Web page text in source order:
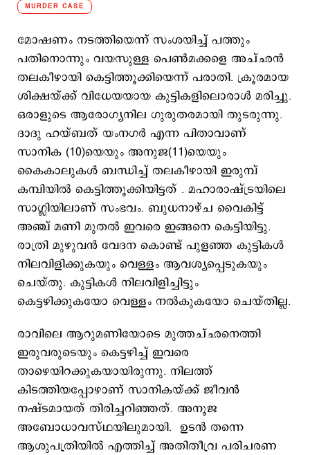
MURDER CASE
മോഷണം നടത്തിയെന്ന് സംശയിച്ച് പത്തും
പതിനൊന്നും വയസുള്ള പെണ്‍മക്കളെ അച്ഛന്‍
തലകീഴായി കെട്ടിത്തൂക്കിയെന്ന് പരാതി. ക്രൂരമായ
ശിക്ഷയ്ക്ക് വിധേയയായ കുട്ടികളിലൊരാള്‍ മരിച്ചു.
ഒരാളുടെ ആരോഗ്യനില ഗുരുതരമായി തുടരുന്നു.
ദാദു ഹയ്ബത് യംനഗര്‍ എന്ന പിതാവാണ്
സാനിക (10)യെയും അനുജ(11)യെയും
കൈകാലുകള്‍ ബന്ധിച്ച് തലകീഴായി ഇരുമ്പ്
കമ്പിയില്‍ കെട്ടിത്തൂക്കിയിട്ടത് . മഹാരാഷ്ട്രയിലെ
സാഗ്ലിയിലാണ് സംഭവം. ബുധനാഴ്ച വൈകിട്ട്
അഞ്ച് മണി മുതല്‍ ഇവരെ ഇങ്ങനെ കെട്ടിയിട്ടു.
രാത്രി മുഴുവന്‍ വേദന കൊണ്ട് പുളഞ്ഞ കുട്ടികള്‍
നിലവിളിക്കുകയും വെള്ളം ആവശ്യപ്പെടുകയും
ചെയ്തു. കുട്ടികള്‍ നിലവിളിച്ചിട്ടും
കെട്ടഴിക്കുകയോ വെള്ളം നല്‍കുകയോ ചെയ്തില്ല.
രാവിലെ ആറുമണിയോടെ മുത്തച്ഛനെത്തി
ഇരുവരുടെയും കെട്ടഴിച്ച് ഇവരെ
താഴെയിറക്കുകയായിരുന്നു. നിലത്ത്
കിടത്തിയപ്പോഴാണ് സാനികയ്ക്ക് ജീവന്‍
നഷ്ടമായത് തിരിച്ചറിഞ്ഞത്. അനൂജ
അബോധാവസ്ഥയിലുമായി. ഉടന്‍ തന്നെ
ആശുപത്രിയില്‍ എത്തിച്ച് അതിതീവ്ര പരിചരണ